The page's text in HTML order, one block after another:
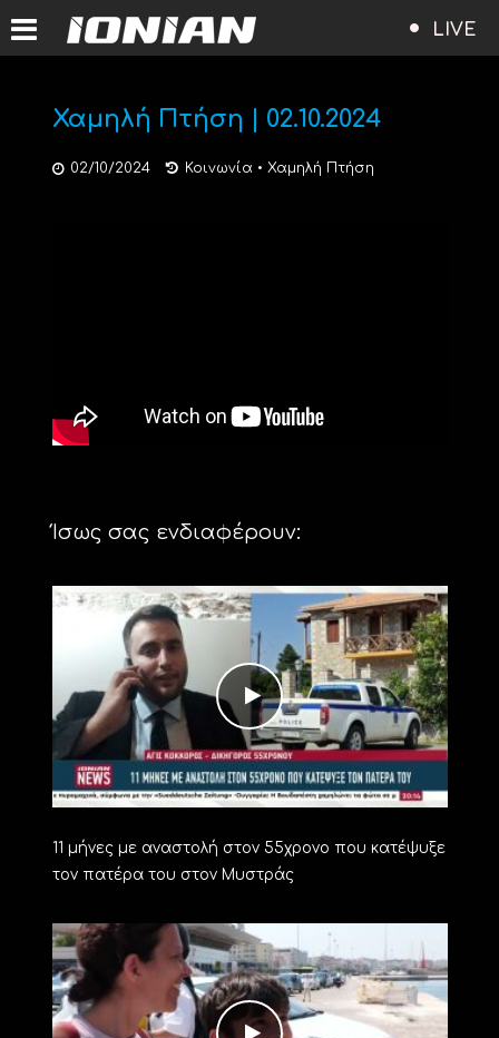
LIVE
Χαμηλή Πτήση | 02.10.2024
02/10/2024 Κοινωνία • Χαμηλή Πτήση
Ίσως σας ενδιαφέρουν:
11 μήνες με αναστολή στον 55χρονο που κατέψυξε
τον πατέρα του στον Μυστράς